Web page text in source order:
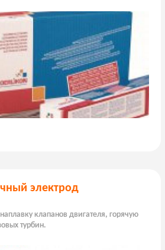
электрод
клапанов двигателя, горячую
турбин.